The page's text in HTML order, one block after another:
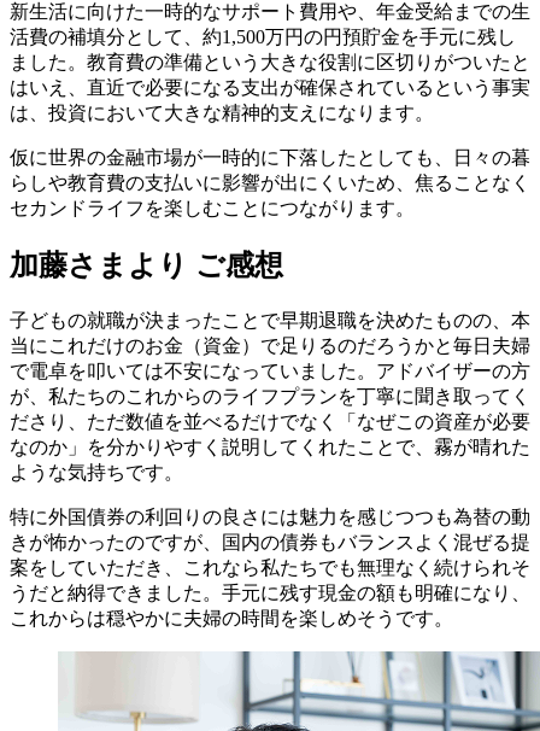
新生活に向けた一時的なサポート費用や、年金受給までの生
活費の補填分として、約1,500万円の円預貯金を手元に残し
ました。教育費の準備という大きな役割に区切りがついたと
はいえ、直近で必要になる支出が確保されているという事実
は、投資において大きな精神的支えになります。
仮に世界の金融市場が一時的に下落したとしても、日々の暮
らしや教育費の支払いに影響が出にくいため、焦ることなく
セカンドライフを楽しむことにつながります。
加藤さまより ご感想
子どもの就職が決まったことで早期退職を決めたものの、本
当にこれだけのお金（資金）で足りるのだろうかと毎日夫婦
で電卓を叩いては不安になっていました。アドバイザーの方
が、私たちのこれからのライフプランを丁寧に聞き取ってく
ださり、ただ数値を並べるだけでなく「なぜこの資産が必要
なのか」を分かりやすく説明してくれたことで、霧が晴れた
ような気持ちです。
特に外国債券の利回りの良さには魅力を感じつつも為替の動
きが怖かったのですが、国内の債券もバランスよく混ぜる提
案をしていただき、これなら私たちでも無理なく続けられそ
うだと納得できました。手元に残す現金の額も明確になり、
これからは穏やかに夫婦の時間を楽しめそうです。